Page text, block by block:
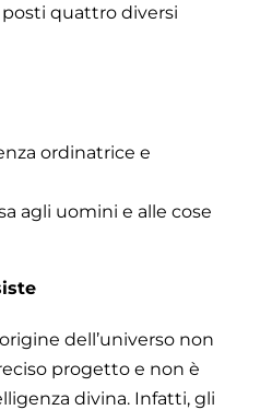
quattro diversi
ordinatrice e
agli uomini e alle cose
dell’universo non
progetto e non è
divina. Infatti, gli